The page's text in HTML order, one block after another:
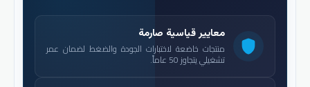
shield
معايير قياسية صارمة
منتجات خاضعة لاختبارات الجودة والضغط لضمان عمر
تشغيلي يتجاوز 50 عاماً.